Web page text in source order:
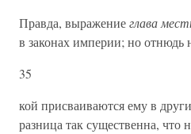
Правда, выражениеглава
в законах империи; но отнюдь
35
кой присваиваются ему в
разница так существенна, что